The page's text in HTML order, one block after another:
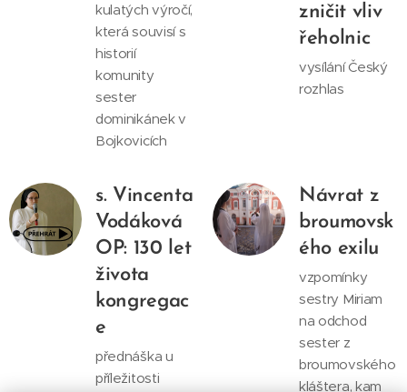
kulatých výročí,
která souvisí s
historií
komunity
sester
dominikánek v
Bojkovicích
zničit vliv
řeholnic
vysílání Český
rozhlas
s. Vincenta
Vodáková
OP: 130 let
života
kongregac
e
přednáška u
příležitosti
Návrat z
broumovsk
ého exilu
vzpomínky
sestry Miriam
na odchod
sester z
broumovského
kláštera, kam